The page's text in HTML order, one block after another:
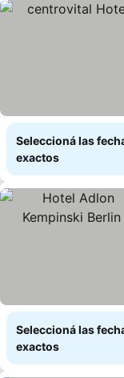
Seleccioná las
exactos
Seleccioná las
exactos